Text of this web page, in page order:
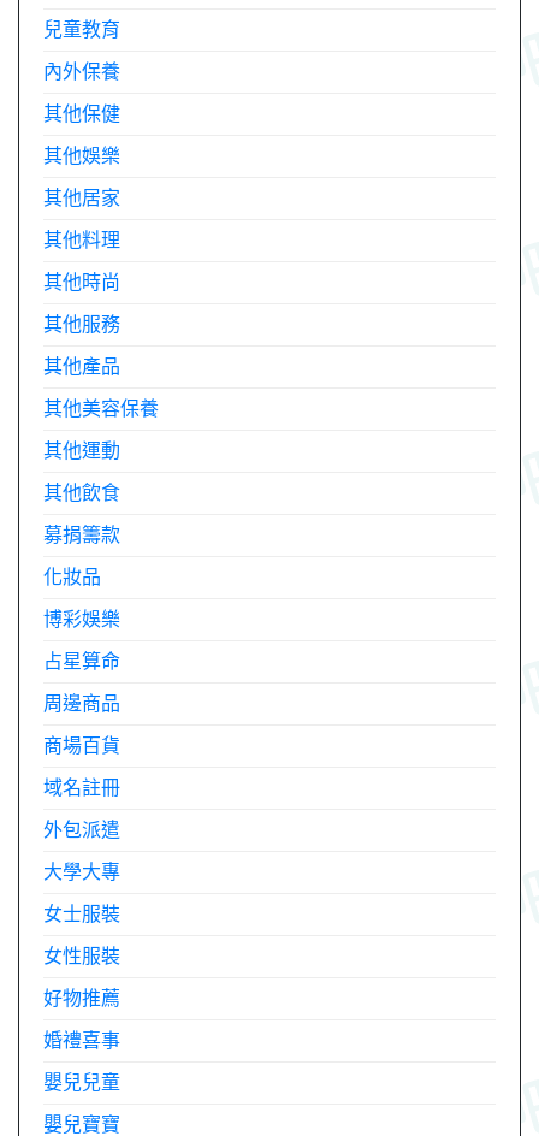
兒童教育
內外保養
其他保健
其他娛樂
其他居家
其他料理
其他時尚
其他服務
其他產品
其他美容保養
其他運動
其他飲食
募捐籌款
化妝品
博彩娛樂
占星算命
周邊商品
商場百貨
域名註冊
外包派遣
大學大專
女士服裝
女性服裝
好物推薦
婚禮喜事
嬰兒兒童
嬰兒寶寶